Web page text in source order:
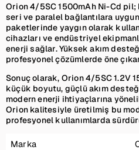
Orion 4/5SC 1500mAh Ni-Cd
seri ve paralel bağlantılara
paketlerinde yaygın olarak
cihazları ve endüstriyel
enerji sağlar. Yüksek akım
profesyonel çözümlerde öne
Sonuç olarak, Orion 4/5SC 1.2V
küçük boyutu, güçlü akım
modern enerji ihtiyaçlarına
Orion kalitesiyle üretilmiş bu
profesyonel kullanımlarda
Marka